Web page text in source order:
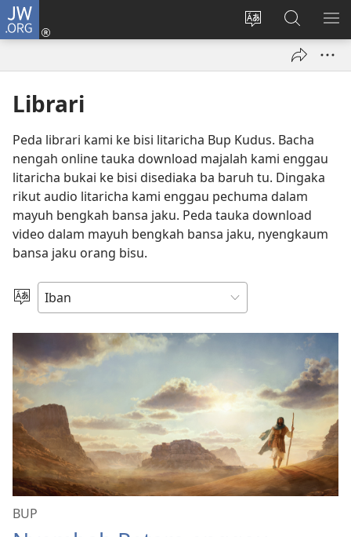
JW.ORG
Tukar
Log
Masuk
Giga
JW.ORG
Librari
Peda librari kami ke bisi litaricha Bup Kudus. Bacha
nengah online tauka download majalah kami enggau
litaricha bukai ke bisi disediaka ba baruh tu. Dingaka
rikut audio litaricha kami enggau pechuma dalam
mayuh bengkah bansa jaku. Peda tauka download
video dalam mayuh bengkah bansa jaku, nyengkaum
bansa jaku orang bisu.
Pilih
Jaku
BUP